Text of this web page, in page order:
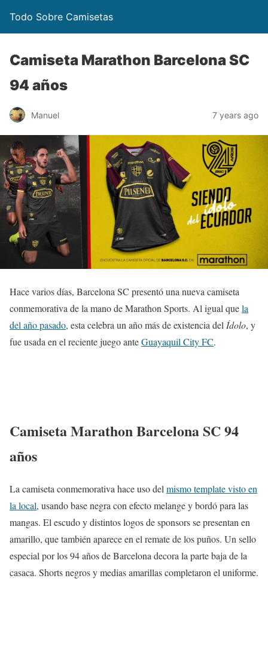
Todo Sobre Camisetas
Camiseta Marathon Barcelona SC
94 años
Manuel 7 years ago
Hace varios días, Barcelona SC presentó una nueva camiseta
conmemorativa de la mano de Marathon Sports. Al igual quela
del año pasado, esta celebra un año más de existencia del Ídolo, y
fue usada en el reciente juego anteGuayaquil City FC.
Camiseta Marathon Barcelona SC 94
años
La camiseta conmemorativa hace uso delmismo template visto en
la local, usando base negra con efecto melange y bordó para las
mangas. El escudo y distintos logos de sponsors se presentan en
amarillo, que también aparece en el remate de los puños. Un sello
especial por los 94 años de Barcelona decora la parte baja de la
casaca. Shorts negros y medias amarillas completaron el uniforme.